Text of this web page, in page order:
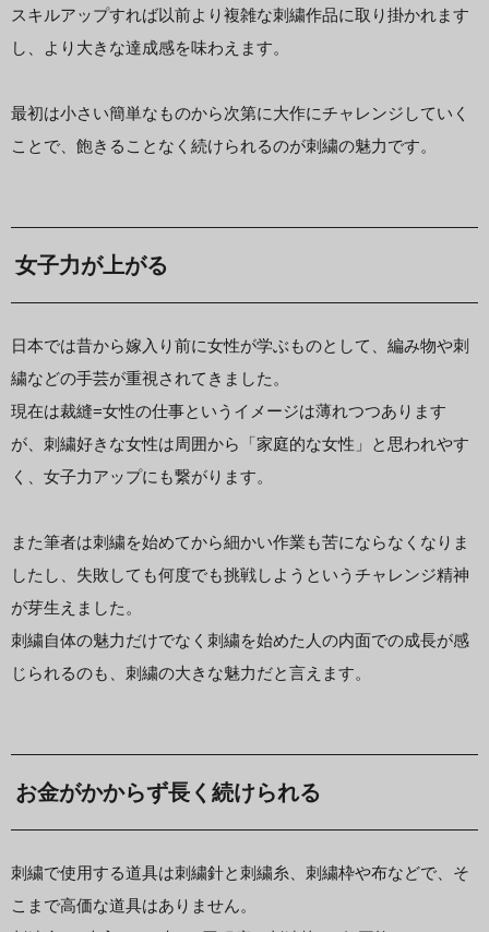
スキルアップすれば以前より複雑な刺繍作品に取り掛かれます
し、より大きな達成感を味わえます。
最初は小さい簡単なものから次第に大作にチャレンジしていく
ことで、飽きることなく続けられるのが刺繍の魅力です。
女子力が上がる
日本では昔から嫁入り前に女性が学ぶものとして、編み物や刺
繍などの手芸が重視されてきました。
現在は裁縫=女性の仕事というイメージは薄れつつあります
が、刺繍好きな女性は周囲から「家庭的な女性」と思われやす
く、女子力アップにも繋がります。
また筆者は刺繍を始めてから細かい作業も苦にならなくなりま
したし、失敗しても何度でも挑戦しようというチャレンジ精神
が芽生えました。
刺繍自体の魅力だけでなく刺繍を始めた人の内面での成長が感
じられるのも、刺繍の大きな魅力だと言えます。
お金がかからず長く続けられる
刺繍で使用する道具は刺繍針と刺繍糸、刺繍枠や布などで、そ
こまで高価な道具はありません。